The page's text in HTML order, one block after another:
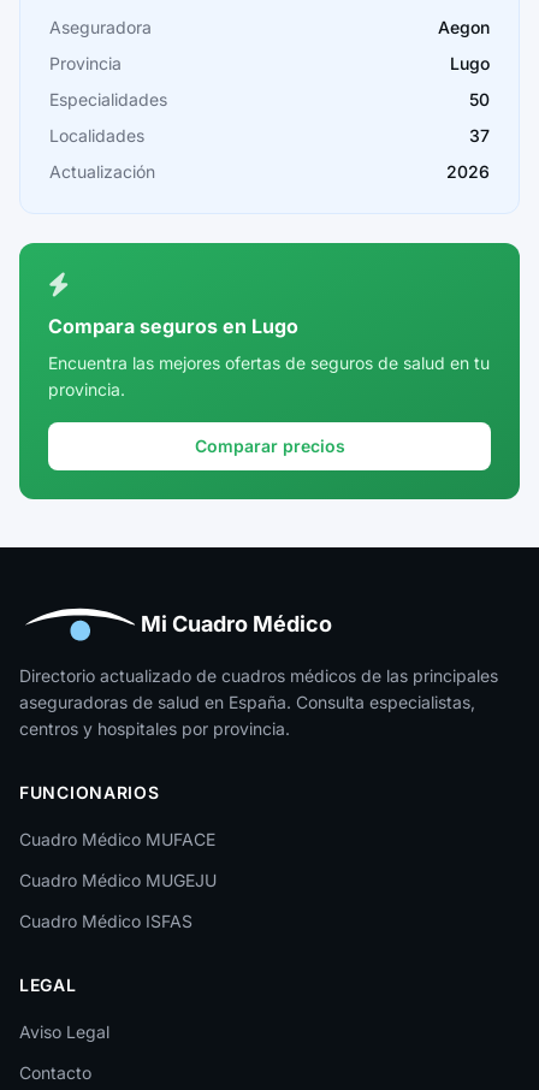
Cáceres
Cádiz
Cantabria
Castellón
Córdoba
Cuenca
Girona
Huesca
Jaén
La Rioja
León
Lleida
Lugo
Málaga
Melilla
Murcia
Aseguradora
Aegon
Provincia
Lugo
Especialidades
50
Localidades
37
Actualización
2026
Compara seguros en Lugo
Encuentra las mejores ofertas de seguros de salud en tu
provincia.
Comparar precios
Mi Cuadro Médico
Directorio actualizado de cuadros médicos de las principales
aseguradoras de salud en España. Consulta especialistas,
centros y hospitales por provincia.
FUNCIONARIOS
Cuadro Médico MUFACE
Cuadro Médico MUGEJU
Cuadro Médico ISFAS
LEGAL
Aviso Legal
Contacto